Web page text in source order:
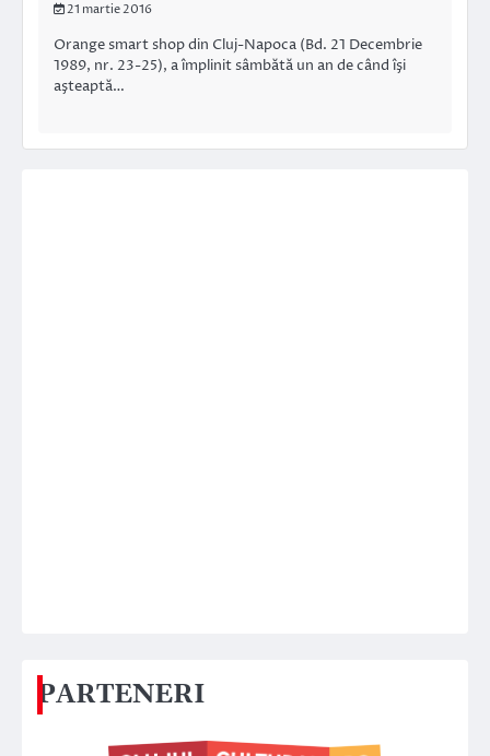
21 martie 2016
Orange smart shop din Cluj-Napoca (Bd. 21 Decembrie
1989, nr. 23-25), a împlinit sâmbătă un an de când îşi
aşteaptă…
PARTENERI